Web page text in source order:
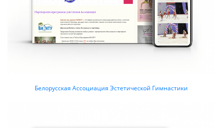
Белорусская Ассоциация Эстетической Гимнастики